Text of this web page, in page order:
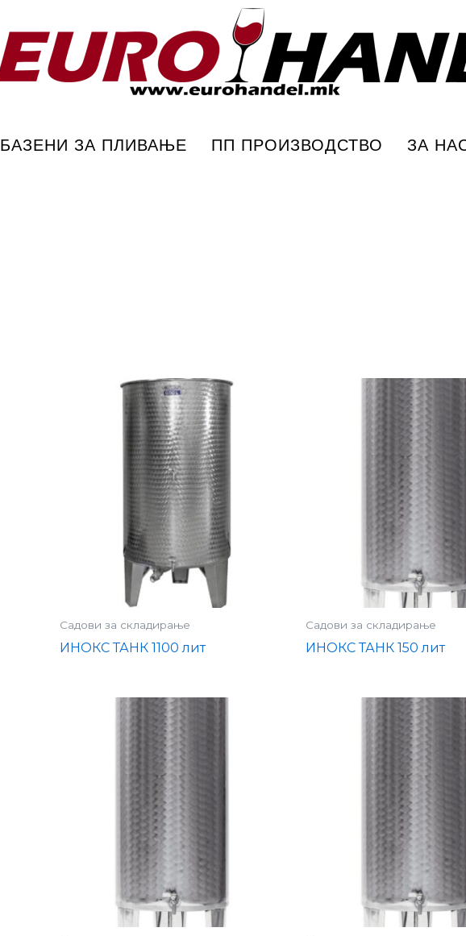
БАЗЕНИ ЗА ПЛИВАЊЕ ПП ПРОИЗВОДСТВО ЗА
Садови за складирање
ИНОКС ТАНК 1100 лит
Садови за складирање
ИНОКС ТАНК 150 лит